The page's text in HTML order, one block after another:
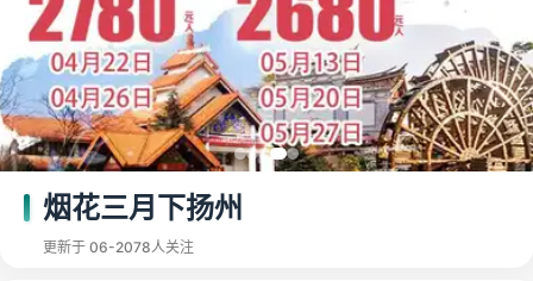
烟花三月下扬州
更新于 06-2078人关注